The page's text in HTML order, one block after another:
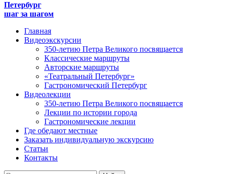
Петербург
шаг за шагом
Главная
Видеоэкскурсии
350-летию Петра Великого посвящается
Классические маршруты
Авторские маршруты
«Театральный Петербург»
Гастрономический Петербург
Видеолекции
350-летию Петра Великого посвящается
Лекции по истории города
Гастрономические лекции
Где обедают местные
Заказать индивидуальную экскурсию
Статьи
Контакты